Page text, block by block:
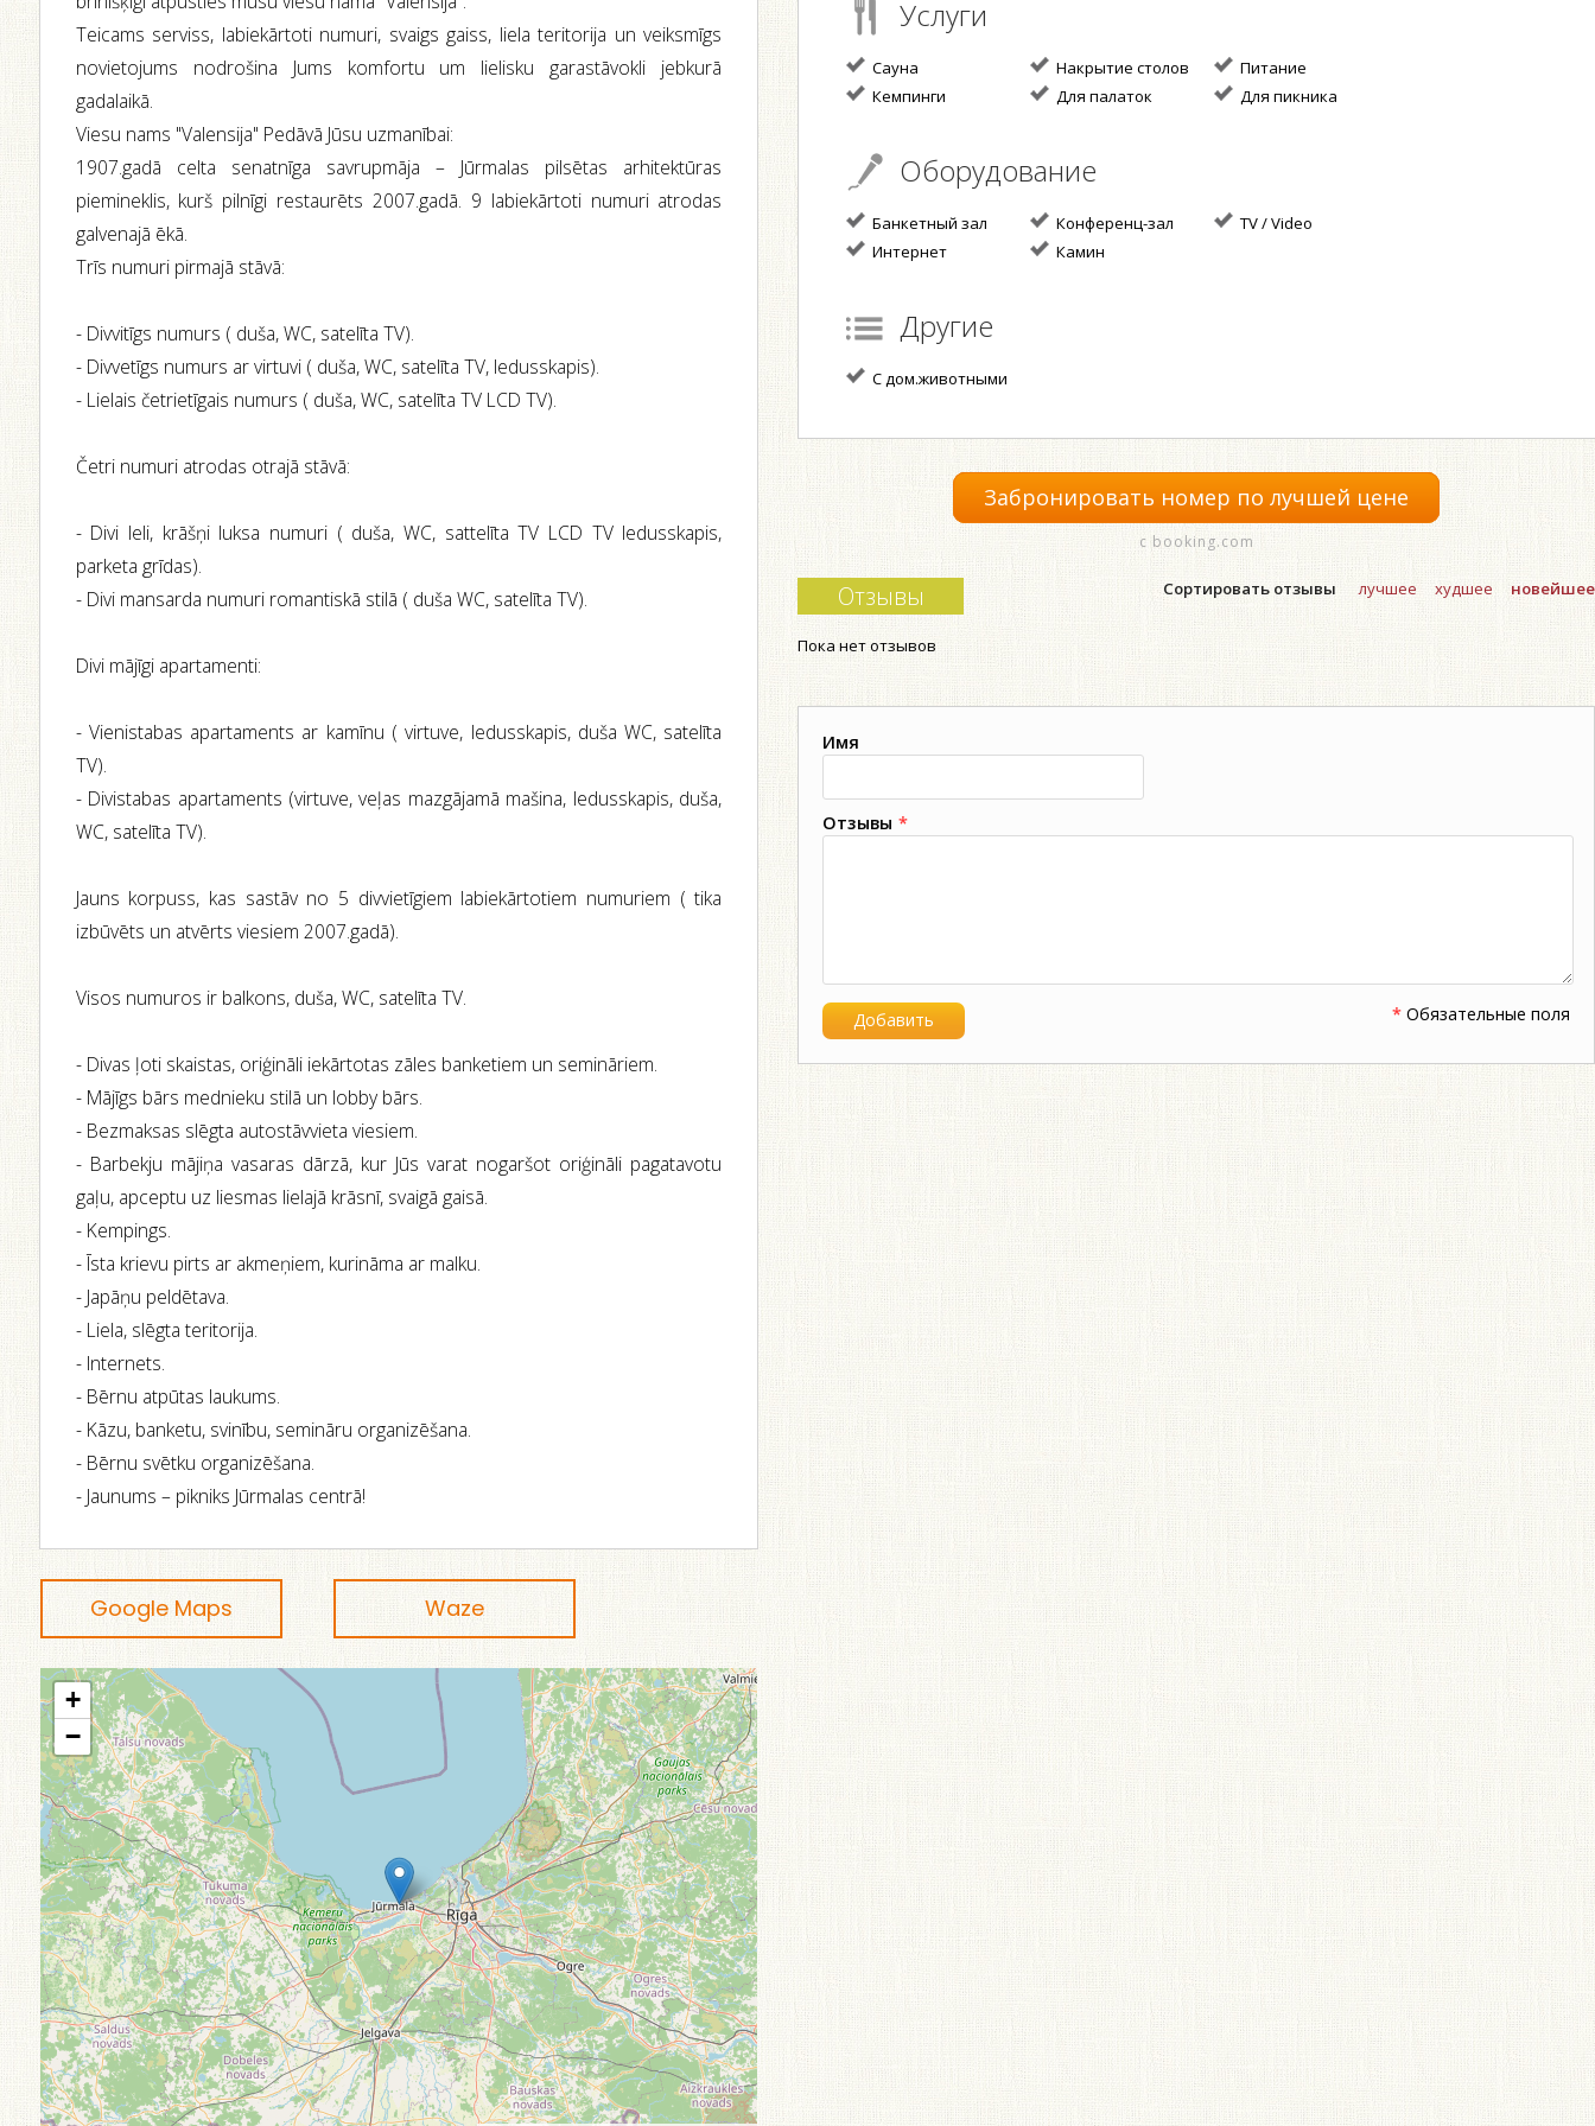
Teicams serviss, labiekārtoti numuri, svaigs gaiss, liela teritorija un veiksmīgs
novietojums nodrošina Jums komfortu um lielisku garastāvokli jebkurā
gadalaikā.
Viesu nams "Valensija" Pedāvā Jūsu uzmanībai:
1907.gadā celta senatnīga savrupmāja – Jūrmalas pilsētas arhitektūras
piemineklis, kurš pilnīgi restaurēts 2007.gadā. 9 labiekārtoti numuri atrodas
galvenajā ēkā.
Trīs numuri pirmajā stāvā:
- Divvitīgs numurs ( duša, WC, satelīta TV).
- Divvetīgs numurs ar virtuvi ( duša, WC, satelīta TV, ledusskapis).
- Lielais četrietīgais numurs ( duša, WC, satelīta TV LCD TV).
Četri numuri atrodas otrajā stāvā:
- Divi leli, krāšņi luksa numuri ( duša, WC, sattelīta TV LCD TV ledusskapis,
parketa grīdas).
- Divi mansarda numuri romantiskā stilā ( duša WC, satelīta TV).
Divi mājīgi apartamenti:
- Vienistabas apartaments ar kamīnu ( virtuve, ledusskapis, duša WC, satelīta
TV).
- Divistabas apartaments (virtuve, veļas mazgājamā mašina, ledusskapis, duša,
WC, satelīta TV).
Jauns korpuss, kas sastāv no 5 divvietīgiem labiekārtotiem numuriem ( tika
izbūvēts un atvērts viesiem 2007.gadā).
Visos numuros ir balkons, duša, WC, satelīta TV.
- Divas ļoti skaistas, oriģināli iekārtotas zāles banketiem un semināriem.
- Mājīgs bārs mednieku stilā un lobby bārs.
- Bezmaksas slēgta autostāvvieta viesiem.
- Barbekju mājiņa vasaras dārzā, kur Jūs varat nogaršot oriģināli pagatavotu
gaļu, apceptu uz liesmas lielajā krāsnī, svaigā gaisā.
- Kempings.
- Īsta krievu pirts ar akmeņiem, kurināma ar malku.
- Japāņu peldētava.
- Liela, slēgta teritorija.
- Internets.
- Bērnu atpūtas laukums.
- Kāzu, banketu, svinību, semināru organizēšana.
- Bērnu svētku organizēšana.
- Jaunums – pikniks Jūrmalas centrā!
Google Maps Waze
+
−
Услуги
Сауна Накрытие столов
Питание
Кемпинги
Для палаток Для пикника
Оборудование
Банкетный зал Конференц-зал
TV / Video
Интернет
Камин
Другие
С дом.животными
Забронировать номер по лучшей цене
с booking.com
Сортировать отзывы лучшее худшее новейшее
Отзывы
Пока нет отзывов
Имя
Отзывы *
* Обязательные поля